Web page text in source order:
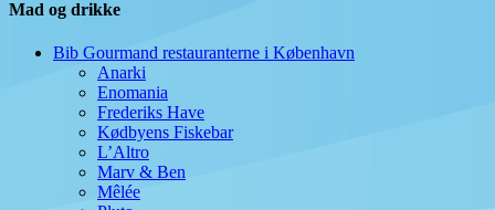
Mad og drikke
Bib Gourmand restauranterne i København
Anarki
Enomania
Frederiks Have
Kødbyens Fiskebar
L’Altro
Marv & Ben
Mêlée